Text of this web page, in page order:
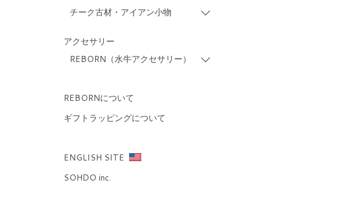
チーク古材・アイアン小物
REBORN（水牛アクセサリー）
REBORNについて
ギフトラッピングについて
ENGLISH SITE
SOHDO inc.